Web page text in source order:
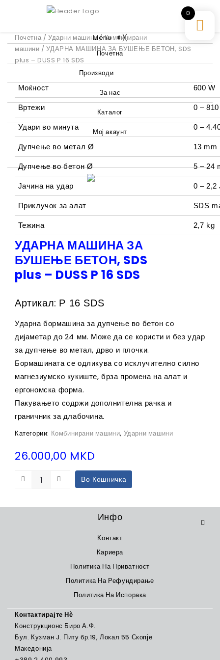
Menu≡ ╳
Почетна
Производи
За нас
Каталог
Мој акаунт
Почетна /Ударни машини/Комбинирани
машини / УДАРНА МАШИНА ЗА БУШЕЊЕ БЕТОН, SDS
plus – DUSS P 16 SDS
Моќност 600 W
Вртежи 0 –
Удари во минута 0 –
Дупчење во метал Ø 13 mm
Дупчење во бетон Ø 5 – 24
Јачина на удар 0 – 2,2
Приклучок за алат SDS
Тежина 2,7 kg
УДАРНА МАШИНА ЗА
БУШЕЊЕ БЕТОН, SDS
plus – DUSS P 16 SDS
Артикал: P 16 SDS
Ударна бормашина за дупчење во бетон со
дијаметар до 24 мм. Може да се користи и без удар
за дупчење во метал, дрво и плочки.
Бормашината се одликува со исклучително силно
магнезиумско кукиште, брза промена на алат и
ергономска форма.
Пакувањето содржи дополнителна рачка и
граничник за длабочина.
Категории: Комбинирани машини, Ударни машини
26.000,00 MKD
Во Кошничка
Инфо
Контакт
Кариера
Политика На Приватност
Политика На Рефундирање
Политика На Испорака
Контактирајте Нѐ
Конструкционс Биро А.Ф.
Бул. Кузман J. Питу бр.19, Локал 55 Скопје
Македонија
0